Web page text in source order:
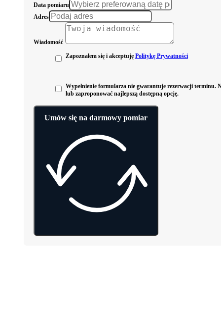
Data pomiaru
Adres
Wiadomość
Zapoznałem się i akceptuję Politykę Prywatności
Wypełnienie formularza nie gwarantuje rezerwacji terminu.
lub zaproponować najlepszą dostępną opcję.
Umów się na darmowy pomiar